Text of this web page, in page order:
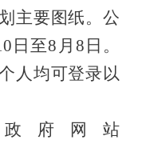
主要图纸。公
日至8月8日。
人均可登录以
府网站